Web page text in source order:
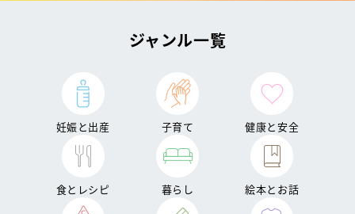
ジャンル一覧
妊娠と出産 子育て 健康と安全
食とレシピ 暮らし 絵本とお話